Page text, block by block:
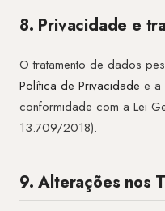
8. Privacidade e
O tratamento de dados
Política de Privacidade e a
conformidade com a Lei
13.709/2018).
9. Alterações nos